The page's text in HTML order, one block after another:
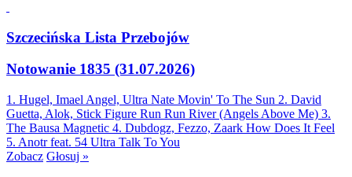
Szczecińska Lista Przebojów
Notowanie 1835 (31.07.2026)
1. Hugel, Imael Angel, Ultra Nate Movin' To The Sun 2. David
Guetta, Alok, Stick Figure Run Run River (Angels Above Me) 3.
The Bausa Magnetic 4. Dubdogz, Fezzo, Zaark How Does It Feel
5. Anotr feat. 54 Ultra Talk To You
Zobacz Głosuj »